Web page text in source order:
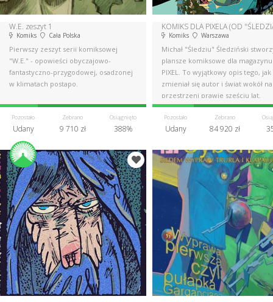
W.E. zeszyt 1
Komiks Cała Polska
Pierwszy zeszyt serii komiksowej
"W.E." - opowieści obyczajowo-
fantastyczno-przygodowej, osadzonej
w klimatach postapo.
Pozostało
Udany
Zebrano
9 710 zł
Osiągnięto
388%
KOMIKS DLA PIXELA (OD
Komiks Warszawa
Michał "Śledziu" Śledziński
plansze komiksowe dla magazynu
PIXEL. To wyjątkowy opis tego, jak
zmieniał się autor i świat wokół na
przestrzeni prawie sześciu lat.
Pozostało
Udany
Zebrano
84 920 zł